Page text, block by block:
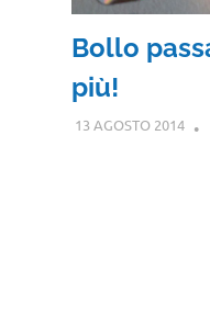
Bollo
più!
13 AGOSTO 2014